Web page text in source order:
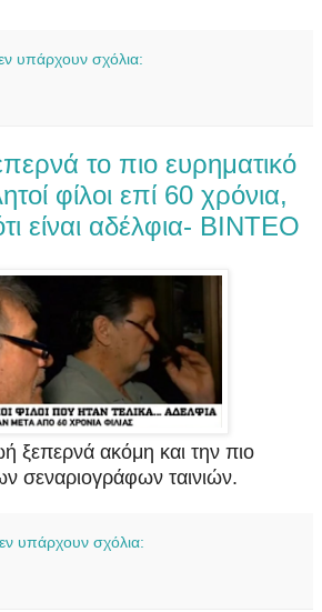
υπάρχουν σχόλια:
το πιο ευρηματικό
φίλοι επί 60 χρόνια,
είναι αδέλφια- ΒΙΝΤΕΟ
ξεπερνά ακόμη και την πιο
σεναριογράφων ταινιών.
υπάρχουν σχόλια: